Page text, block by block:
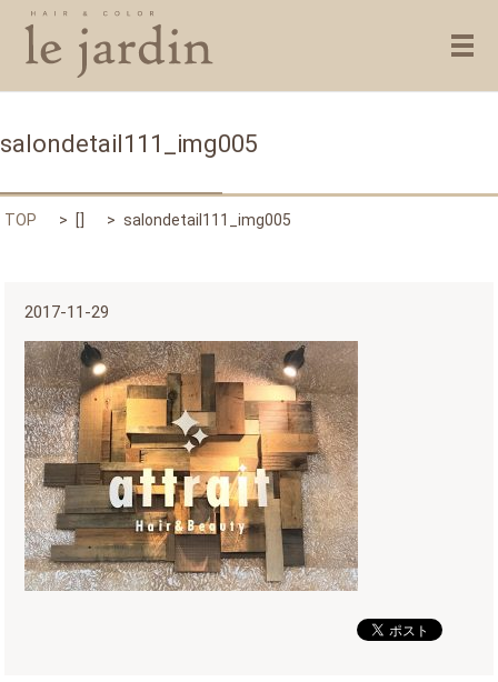
メ
salondetail111_img005
TOP [] salondetail111_img005
2017-11-29